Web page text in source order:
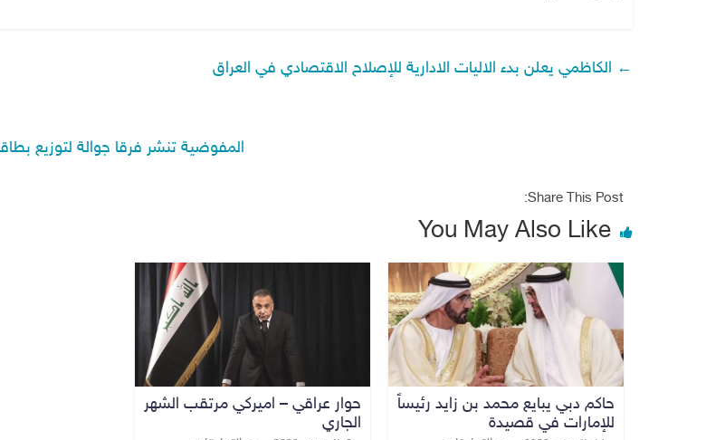
← الكاظمي يعلن بدء الاليات الادارية للإصلاح الاقتصادي في العراق
المفوضية تنشر فرقا جوالة لتوزيع
Share This Post:
You May Also Like
حاكم دبي يبايع محمد بن زايد رئيساً
للإمارات في قصيدة
حوار عراقي – اميركي مرتقب الشهر
الجاري